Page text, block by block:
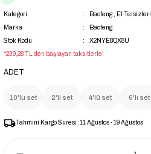
Kategori Baofeng El Telsizleri
Marka
Baofeng
Stok Kodu
X2NYE8QX8U
*239,28 TL den başlayan taksitlerle!
ADET
10'lu set 2'li set 4'lü set 6'lı set
Tahmini Kargo Süresi :11 Ağustos - 19 Ağustos